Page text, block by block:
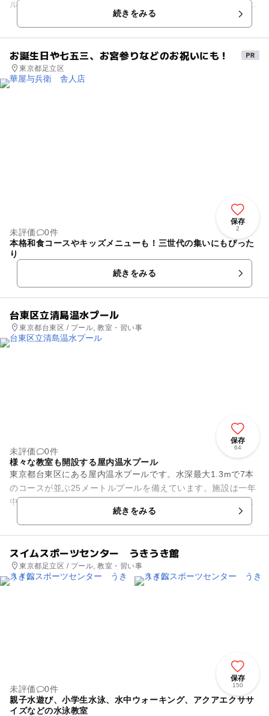
ルには、25メートル×13メートル（6コース、水深：100から12
続きをみる
お誕生日や七五三、お宮参りなどのお祝いにも！
東京都足立区
保存
2
未評価
0件
本格和食コースやキッズメニューも！三世代の集いにもぴった
り
続きをみる
台東区立清島温水プール
東京都台東区 / プール, 教室・習い事
保存
64
未評価
0件
様々な教室も開設する屋内温水プール
東京都台東区にある屋内温水プールです。水深最大1.3mで7本
のコースが並ぶ25メートルプールを備えています。施設は一年
中、快適に保たれているため、一年中天候を気にすることなく
続きをみる
スイムスポーツセンター うきうき館
東京都足立区 / プール, 教室・習い事
保存
150
未評価
0件
親子水遊び、小学生水泳、水中ウォーキング、アクアエクササ
イズなどの水泳教室